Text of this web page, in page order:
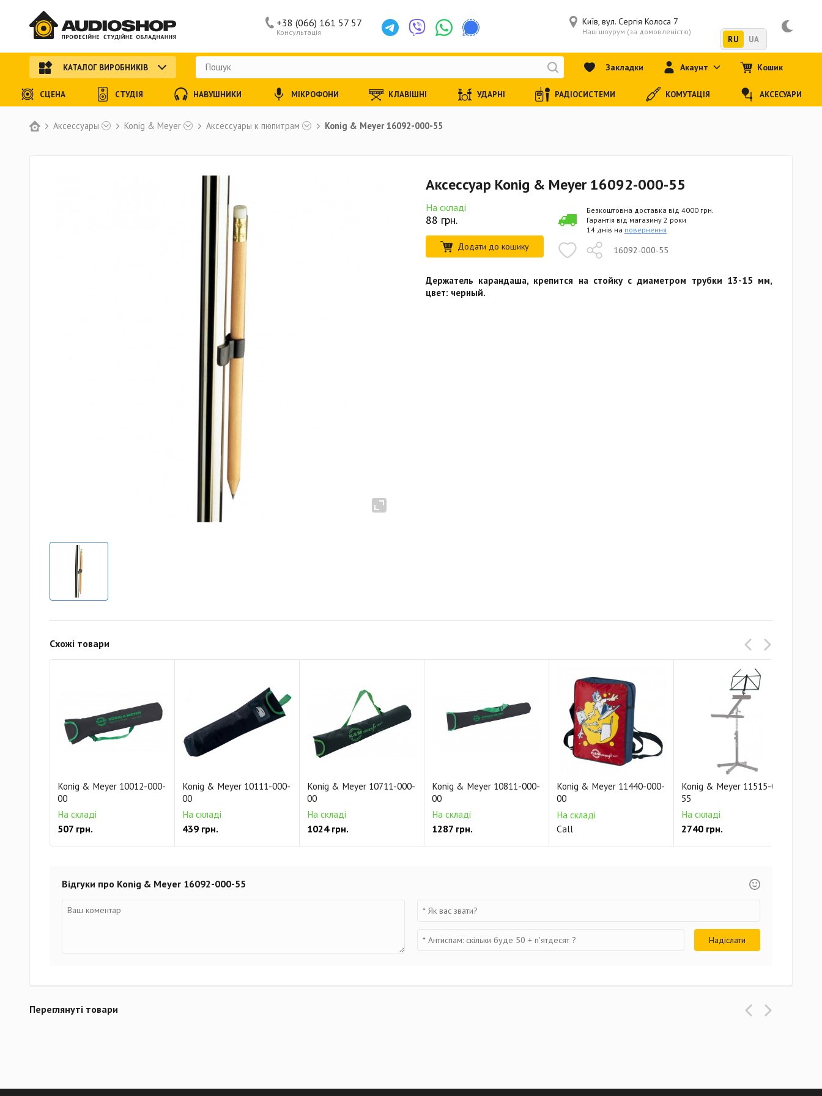
Аксессуары Konig & Meyer Аксессуары к пюпитрам Konig & Meyer 16092-000-55
Аксессуар Konig & Meyer 16092-000-55
На складі
88 грн.
Додати до кошику 16092-000-55
Безкоштовна доставка від 4000 грн.
Гарантія від магазину 2 роки
14 днів на повернення
Держатель карандаша, крепится на стойку с диаметром трубки 13-15 мм,
цвет: черный.
Схожі товари
Konig & Meyer 10012-000-
00
На складі
507 грн.
Konig & Meyer 10111-000-
00
На складі
439 грн.
Konig & Meyer 10711-000-
00
На складі
1024 грн.
Konig & Meyer 10811-000-
00
На складі
1287 грн.
Konig & Meyer 11440-000-
00
На складі
Call
Konig & Meyer 11515-000-
55
На складі
2740 грн.
Відгуки про Konig & Meyer 16092-000-55
Переглянуті товари
Консультація
+38 (066) 161 57 57 Київ, вул. Сергія Колоса 7
Наш шоурум (за домовленістю)
RU UA
КАТАЛОГ ВИРОБНИКІВ Закладки Акаунт Кошик
СЦЕНА СТУДІЯ НАВУШНИКИ МІКРОФОНИ КЛАВІШНІ УДАРНІ РАДІОСИСТЕМИ КОМУТАЦІЯ АКСЕСУАРИ